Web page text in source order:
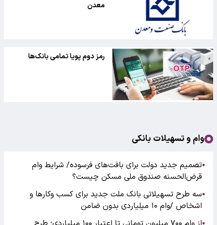
معدن
رمز دوم پویا تمامی بانک‌ها
وام و تسهیلات بانکی
●تصمیم جدید دولت برای بافت‌های فرسوده/ شرایط وام
قرض‌الحسنه صندوق ملی مسکن چیست؟
●سه طرح تسهیلاتی بانک ملت جدید برای کسب وکارها و
اشخاص /وام ۱۰ میلیاردی بدون ضامن
●